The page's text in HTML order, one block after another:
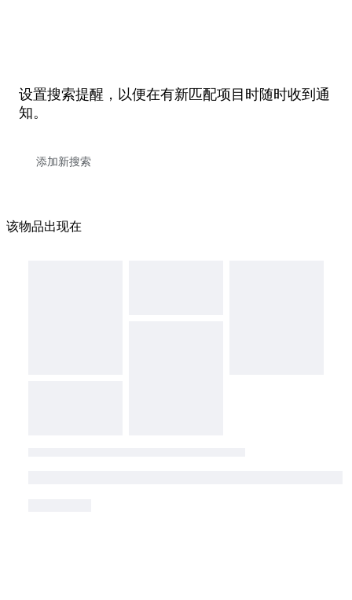
设置搜索提醒，以便在有新匹配项目时随时收到通
知。
该物品出现在